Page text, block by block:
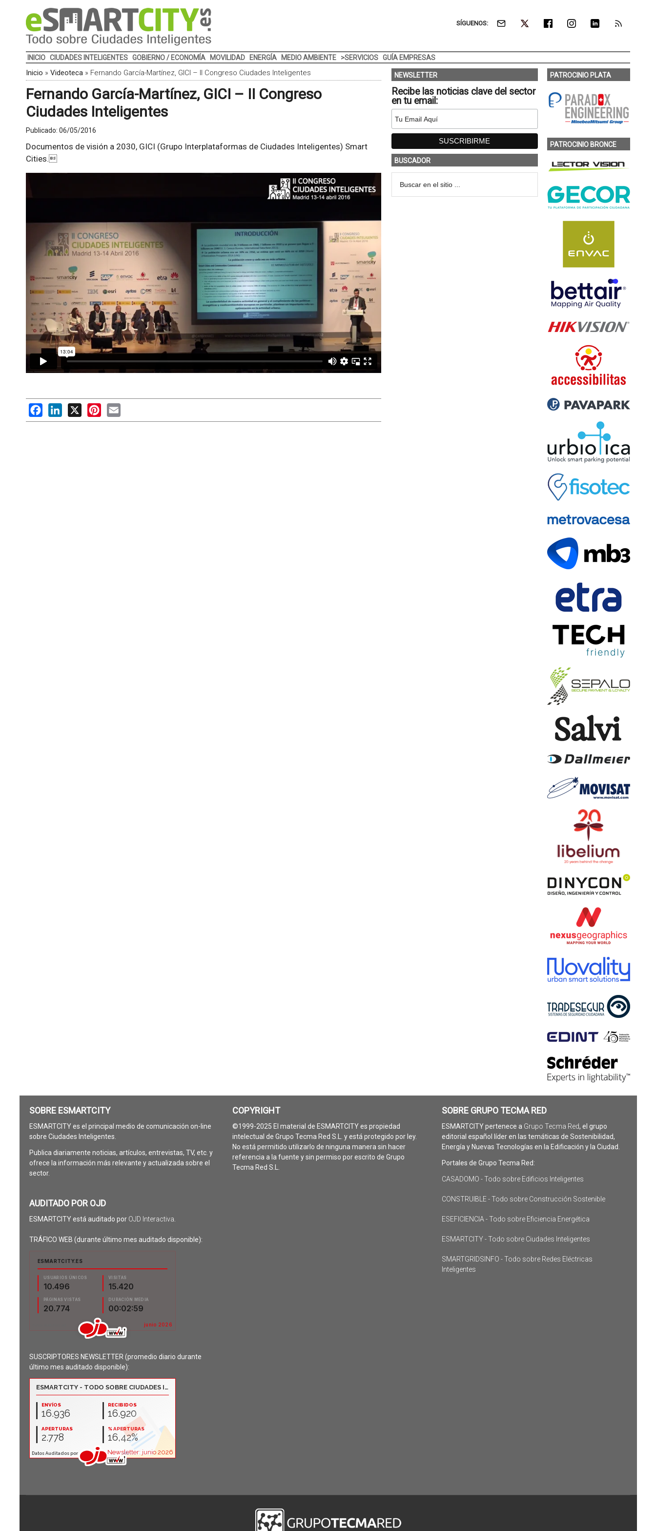
SÍGUENOS:
INICIO CIUDADES INTELIGENTES GOBIERNO / ECONOMÍA MOVILIDAD ENERGÍA MEDIO AMBIENTE >SERVICIOS GUÍA EMPRESAS
Inicio » Videoteca» Fernando García-Martínez, GICI – II Congreso Ciudades Inteligentes
Fernando García-Martínez, GICI – II Congreso
Ciudades Inteligentes
Publicado: 06/05/2016
Documentos de visión a 2030, GICI (Grupo Interplataformas de Ciudades Inteligentes) Smart
Cities.
FacebookLinkedIn
X PinterestEmail
NEWSLETTER
Recibe las noticias clave del sector
en tu email:
BUSCADOR
PATROCINIO PLATA
PATROCINIO BRONCE
SOBRE ESMARTCITY
ESMARTCITY es el principal medio de comunicación on-line
sobre Ciudades Inteligentes.
Publica diariamente noticias, artículos, entrevistas, TV, etc. y
ofrece la información más relevante y actualizada sobre el
sector.
AUDITADO POR OJD
ESMARTCITY está auditado por OJD Interactiva
TRÁFICO WEB (durante último mes auditado disponible):
SUSCRIPTORES NEWSLETTER (promedio diario durante
último mes auditado disponible):
COPYRIGHT
©1999-2025 El material de ESMARTCITY es propiedad
intelectual de Grupo Tecma Red S.L. y está protegido por ley.
No está permitido utilizarlo de ninguna manera sin hacer
referencia a la fuente y sin permiso por escrito de Grupo
Tecma Red S.L.
SOBRE GRUPO TECMA RED
ESMARTCITY pertenece a Grupo Tecma Red, el grupo
editorial español líder en las temáticas de Sostenibilidad,
Energía y Nuevas Tecnologías en la Edificación y la Ciudad.
Portales de Grupo Tecma Red:
CASADOMO - Todo sobre Edificios Inteligentes
CONSTRUIBLE - Todo sobre Construcción Sostenible
ESEFICIENCIA - Todo sobre Eficiencia Energética
ESMARTCITY - Todo sobre Ciudades Inteligentes
SMARTGRIDSINFO - Todo sobre Redes Eléctricas
Inteligentes